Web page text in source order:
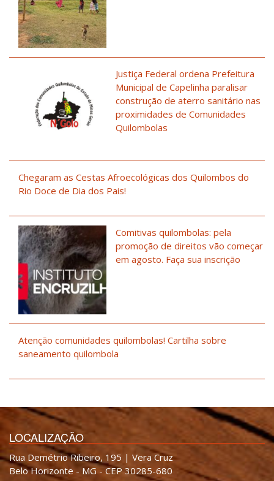
Justiça Federal ordena Prefeitura
Municipal de Capelinha paralisar
construção de aterro sanitário nas
proximidades de Comunidades
Quilombolas
Chegaram as Cestas Afroecológicas dos Quilombos do
Rio Doce de Dia dos Pais!
Comitivas quilombolas: pela
promoção de direitos vão começar
em agosto. Faça sua inscrição
Atenção comunidades quilombolas! Cartilha sobre
saneamento quilombola
LOCALIZAÇÃO
Rua Demétrio Ribeiro, 195 | Vera Cruz
Belo Horizonte - MG - CEP 30285-680